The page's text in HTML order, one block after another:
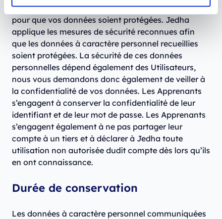
Nous prenons toutes les dispositions nécessaires
pour que vos données soient protégées. Jedha
applique les mesures de sécurité reconnues afin
que les données à caractère personnel recueillies
soient protégées. La sécurité de ces données
personnelles dépend également des Utilisateurs,
nous vous demandons donc également de veiller à
la confidentialité de vos données. Les Apprenants
s’engagent à conserver la confidentialité de leur
identifiant et de leur mot de passe. Les Apprenants
s’engagent également à ne pas partager leur
compte à un tiers et à déclarer à Jedha toute
utilisation non autorisée dudit compte dès lors qu’ils
en ont connaissance.
Durée de conservation
Les données à caractère personnel communiquées